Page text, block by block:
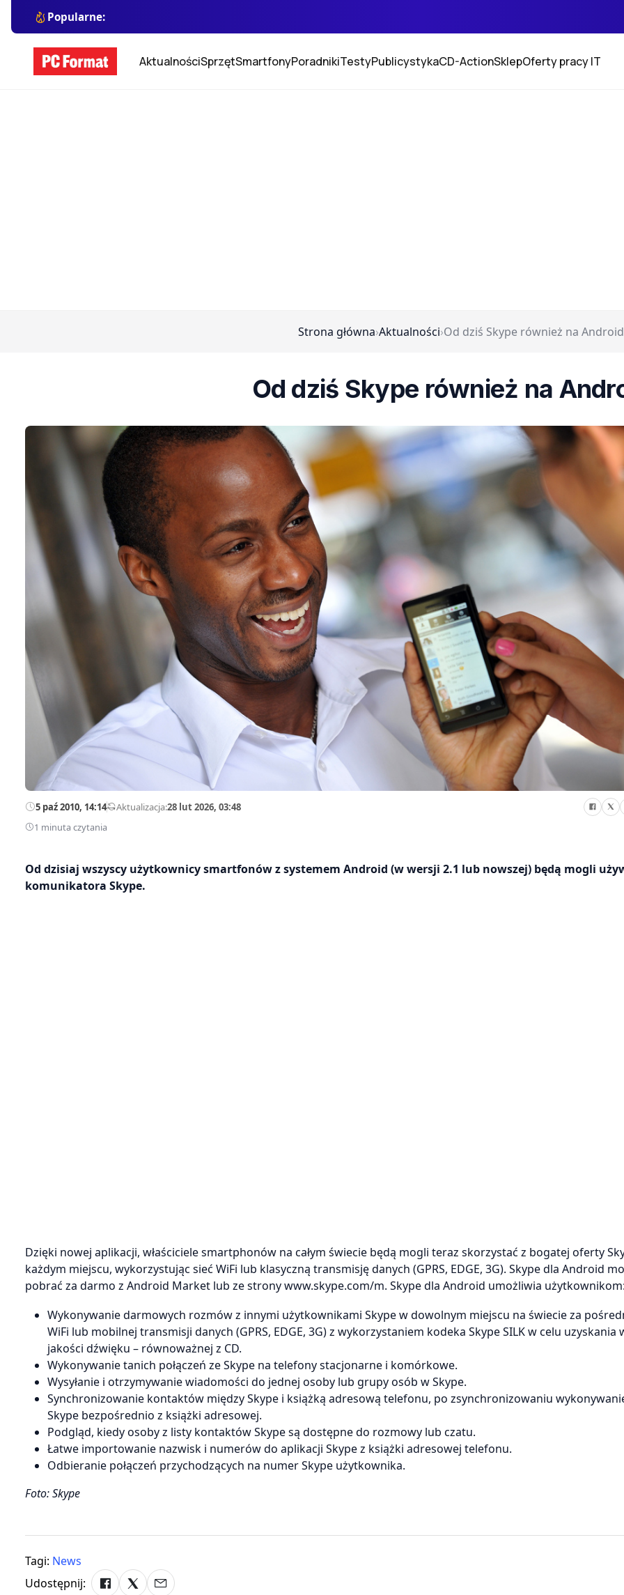
Popularne:
AktualnościSprzętSmartfonyPoradnikiTestyPublicystykaCD-ActionSklepOferty pracy IT
Strona główna›Aktualności›Od dziś Skype również na
Od dziś Skype również na
5 paź 2010, 14:14—Aktualizacja:28 lut 2026, 03:48
1 minuta czytania
Od dzisiaj wszyscy użytkownicy smartfonów z systemem Android (w wersji 2.1 lub nowszej) będą mogli
komunikatora Skype.
Dzięki nowej aplikacji, właściciele smartphonów na całym świecie będą mogli teraz skorzystać z bogatej oferty
każdym miejscu, wykorzystując sieć WiFi lub klasyczną transmisję danych (GPRS, EDGE, 3G). Skype dla Android
pobrać za darmo z Android Market lub ze strony www.skype.com/m. Skype dla Android umożliwia
Wykonywanie darmowych rozmów z innymi użytkownikami Skype w dowolnym miejscu na świecie za
WiFi lub mobilnej transmisji danych (GPRS, EDGE, 3G) z wykorzystaniem kodeka Skype SILK w celu uzyskania
jakości dźwięku – równoważnej z CD.
Wykonywanie tanich połączeń ze Skype na telefony stacjonarne i komórkowe.
Wysyłanie i otrzymywanie wiadomości do jednej osoby lub grupy osób w Skype.
Synchronizowanie kontaktów między Skype i książką adresową telefonu, po zsynchronizowaniu
Skype bezpośrednio z książki adresowej.
Podgląd, kiedy osoby z listy kontaktów Skype są dostępne do rozmowy lub czatu.
Łatwe importowanie nazwisk i numerów do aplikacji Skype z książki adresowej telefonu.
Odbieranie połączeń przychodzących na numer Skype użytkownika.
Foto: Skype
Tagi: News
Udostępnij: